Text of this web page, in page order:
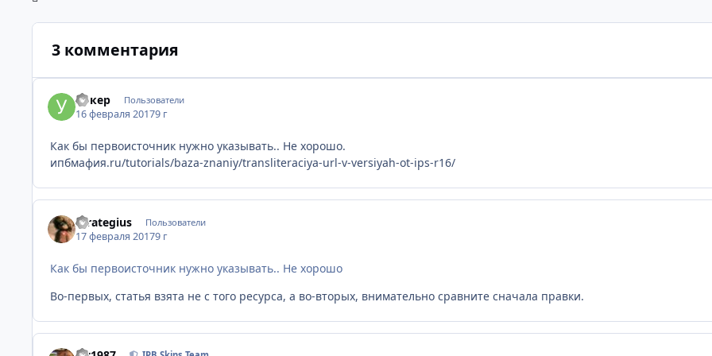
3 комментария
Уокер Пользователи
16 февраля 20179 г
Как бы первоисточник нужно указывать.. Не хорошо.
ипбмафия.ru/tutorials/baza-znaniy/transliteraciya-url-v-versiyah-ot-ips-r16/
Strategius Пользователи
17 февраля 20179 г
Как бы первоисточник нужно указывать.. Не хорошо
Во-первых, статья взята не с того ресурса, а во-вторых, внимательно сравните сначала правки.